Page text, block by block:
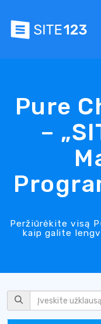
Pure
–
Peržiūrėkite visą
kaip galite